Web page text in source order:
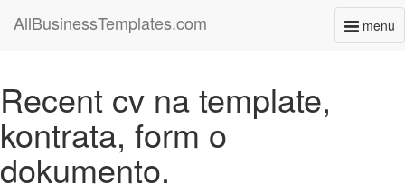
menu
AllBusinessTemplates.com
Recent cv na template,
kontrata, form o
dokumento.